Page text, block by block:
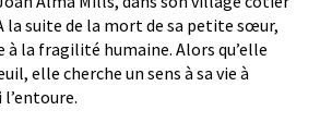
la suite de la mort de sa petite sœur,
la fragilité humaine. Alors qu’elle
elle cherche un sens à sa vie à